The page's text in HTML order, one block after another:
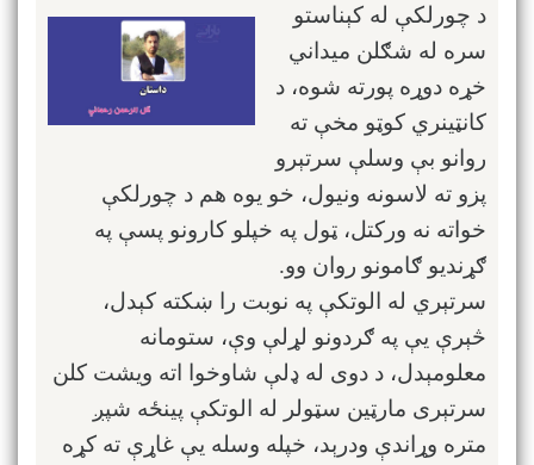
د چورلکې له کېناستو
سره له شګلن میداني
خړه دوړه پورته شوه، د
کانټینري کوټو مخې ته
روانو بې وسلې سرتېرو
پزو ته لاسونه ونیول، خو یوه هم د چورلکې
خواته نه ورکتل، ټول په خپلو کارونو پسې په
ګړندیو ګامونو روان وو.
سرتېري له الوتکې په نوبت را ښکته کېدل،
څېرې یې په ګردونو لړلې وې، ستومانه
معلومېدل، د دوی له ډلې شاوخوا اته ویشت کلن
سرتېری مارټین سټولر له الوتکې پینځه شپږ
متره وړاندې ودرېد، خپله وسله یې غاړې ته کړه